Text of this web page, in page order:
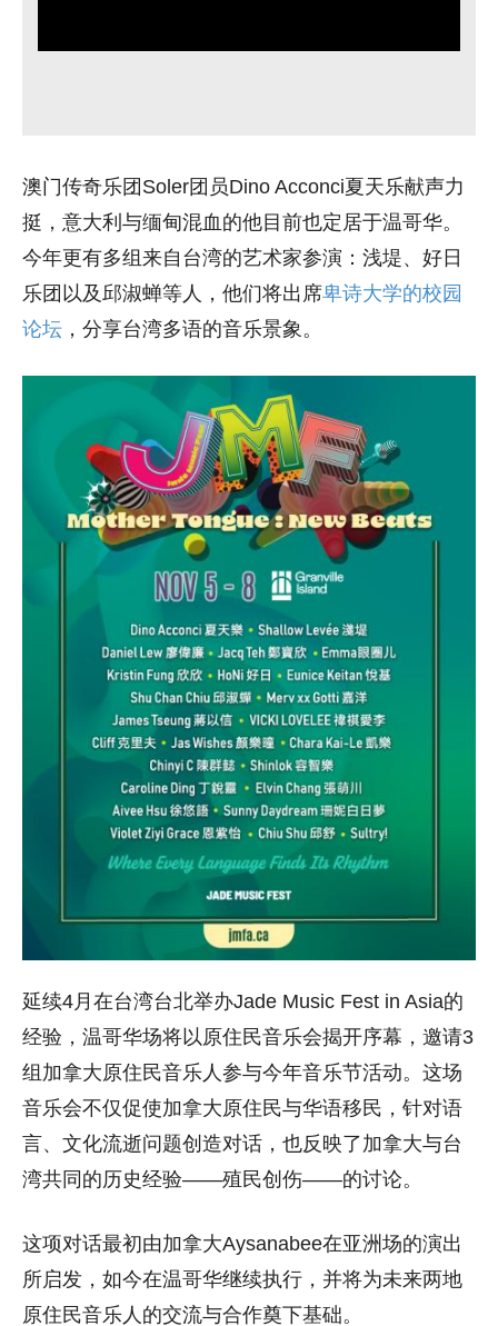
澳门传奇乐团Soler团员Dino Acconci夏天乐献声力
挺，意大利与缅甸混血的他目前也定居于温哥华。
今年更有多组来自台湾的艺术家参演：浅堤、 好日
乐团以及邱淑蝉等人，他们将出席卑诗大学的校园
论坛 ， 分享台湾多语的音乐景象。
延续4月在台湾台北举办Jade Music Fest in Asia的
经验，温哥华场将以原住民音乐会揭开序幕， 邀请3
组加拿大原住民音乐人参与今年音乐节活动。 这场
音乐会不仅促使加拿大原住民与华语移民，针对语
言、 文化流逝问题创造对话，也反映了加拿大与台
湾共同的历史经验——殖民创伤——的讨论。
这项对话最初由加拿大Aysanabee在亚洲场的演出
所启发，如今在温哥华继续执行， 并将为未来两地
原住民音乐人的交流与合作奠下基础。